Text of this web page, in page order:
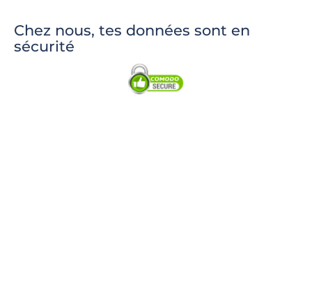
Chez nous, tes données sont en
sécurité